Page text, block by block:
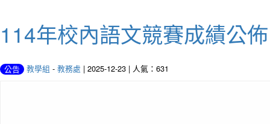
114年校內語文競賽成績公
公告 教學組 - 教務處 | 2025-12-23 | 人氣：631